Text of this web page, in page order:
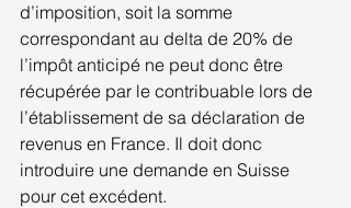
d’imposition, soit la somme
correspondant au delta de 20% de
l’impôt anticipé ne peut donc être
récupérée par le contribuable lors de
l’établissement de sa déclaration de
revenus en France. Il doit donc
introduire une demande en Suisse
pour cet excédent.